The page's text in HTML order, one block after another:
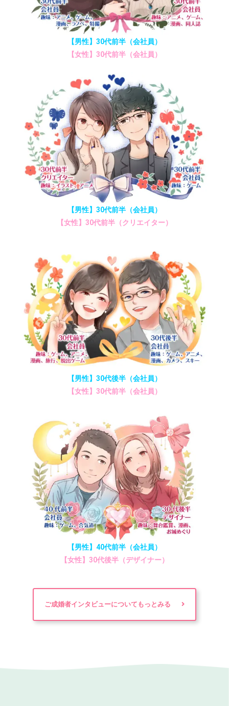
【男性】30代前半（会社員）
【女性】30代前半（会社員）
【男性】30代前半（会社員）
【女性】30代前半（クリエイター）
【男性】30代後半（会社員）
【女性】30代前半（会社員）
【男性】40代前半（会社員）
【女性】30代後半（デザイナー）
ご成婚者インタビューについてもっとみる